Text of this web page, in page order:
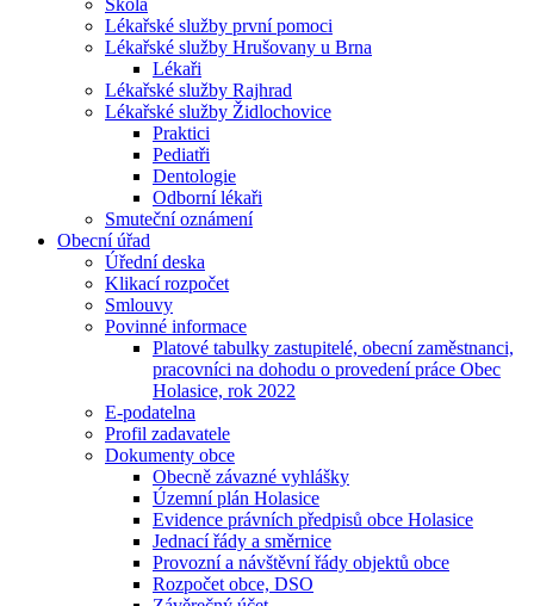
Škola
Lékařské služby první pomoci
Lékařské služby Hrušovany u Brna
Lékaři
Lékařské služby Rajhrad
Lékařské služby Židlochovice
Praktici
Pediatři
Dentologie
Odborní lékaři
Smuteční oznámení
Obecní úřad
Úřední deska
Klikací rozpočet
Smlouvy
Povinné informace
Platové tabulky zastupitelé, obecní zaměstnanci,
pracovníci na dohodu o provedení práce Obec
Holasice, rok 2022
E-podatelna
Profil zadavatele
Dokumenty obce
Obecně závazné vyhlášky
Územní plán Holasice
Evidence právních předpisů obce Holasice
Jednací řády a směrnice
Provozní a návštěvní řády objektů obce
Rozpočet obce, DSO